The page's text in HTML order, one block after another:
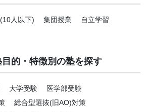
人以下) 集団授業
自立学習
的・特徴別の塾を探す
大学受験
医学部受験
総合型選抜(旧AO)対策